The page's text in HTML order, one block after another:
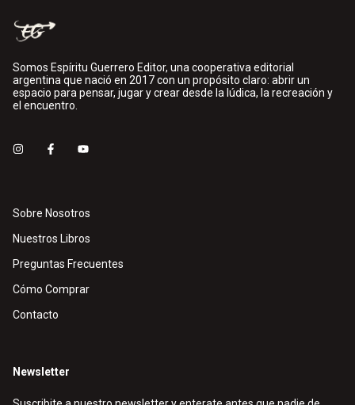
Somos Espíritu Guerrero Editor, una cooperativa editorial
argentina que nació en 2017 con un propósito claro: abrir un
espacio para pensar, jugar y crear desde la lúdica, la recreación y
el encuentro.
Sobre Nosotros
Nuestros Libros
Preguntas Frecuentes
Cómo Comprar
Contacto
Newsletter